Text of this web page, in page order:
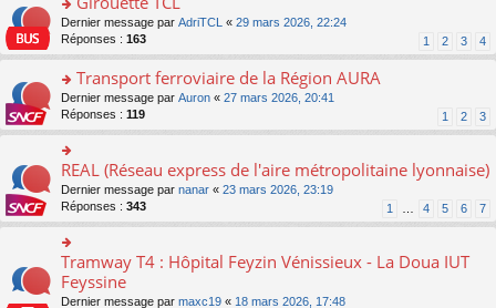
ré
c
e
nt
le
pl
u
s
ré
c
e
nt
n
o
le
pl
u
s
ré
c
e
nt
s
s
a
g
e
n
o
le
pl
u
s
ré
c
e
nt
er
le
s
s
a
g
e
n
o
n
pl
u
s
ré
o
n
s
ult
er
le
m
e
s
s
a
g
e
n
o
n
lu
le
Dernier message par AdriTCL « 29 mars 2026, 22:24
Réponses : 163 1 2 3 4
o
n
s
ult
er
le
m
e
s
s
g
e
Transport ferroviaire de la Région AURA
Dernier message par Auron « 27 mars 2026, 20:41
Réponses : 119 1 2 3
o
n
s
er
le
m
e
s
REAL (Réseau express de l'aire métropolitaine lyonnaise)
Dernier message par nanar « 23 mars 2026, 23:19
Réponses : 343 1 4 5 6 7
o
n
Tramway T4 : Hôpital Feyzin Vénissieux - La Doua IUT
Feyssine
Dernier message par maxc19 « 18 mars 2026, 17:48